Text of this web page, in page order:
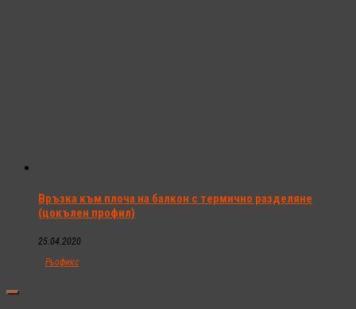
Връзка към плоча на балкон с термично разделяне
(цокълен профил)
25.04.2020
Рьофикс